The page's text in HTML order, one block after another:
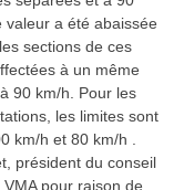
a été abaissée
sections de ces
à un même
90 km/h. Pour les
les limites sont
km/h et 80 km/h .
président du conseil
pour raison de